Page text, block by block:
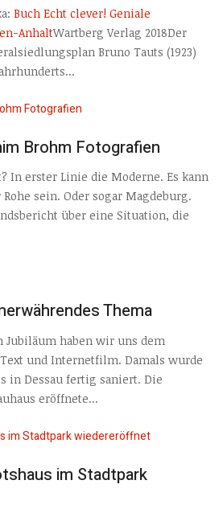
Buch Echt clever! Geniale
AnhaltWartberg Verlag 2018Der
Bruno Tauts (1923)
Brohm Fotografien
In erster Linie die Moderne. Es kann
sein. Oder sogar Magdeburg.
über eine Situation, die
Thema
Jubiläum haben wir uns dem
und Internetfilm. Damals wurde
in Dessau fertig saniert. Die
eröffnete...
im Stadtpark